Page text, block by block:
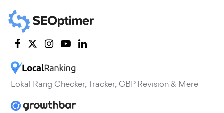
Lokal Rang Checker, Tracker, GBP Revision & Mere